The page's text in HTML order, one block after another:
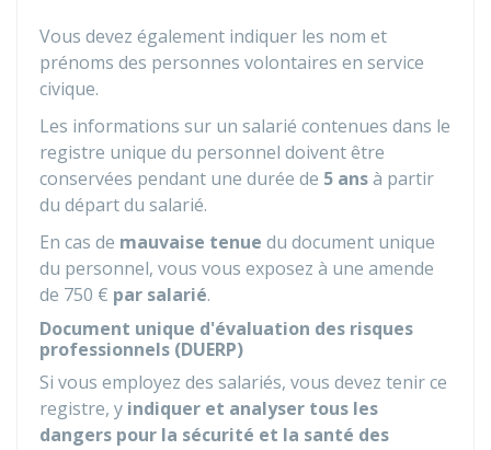
Vous devez également indiquer les nom et
prénoms des personnes volontaires en service
civique.
Les informations sur un salarié contenues dans le
registre unique du personnel doivent être
conservées pendant une durée de 5 ansà partir
du départ du salarié.
En cas de mauvaise tenue du document unique
du personnel, vous vous exposez à une amende
de 750 € par salarié.
Document unique d'évaluation des risques
professionnels (DUERP)
Si vous employez des salariés, vous devez tenir ce
registre, y indiquer et analyser tous les
dangers pour la sécurité et la santé des